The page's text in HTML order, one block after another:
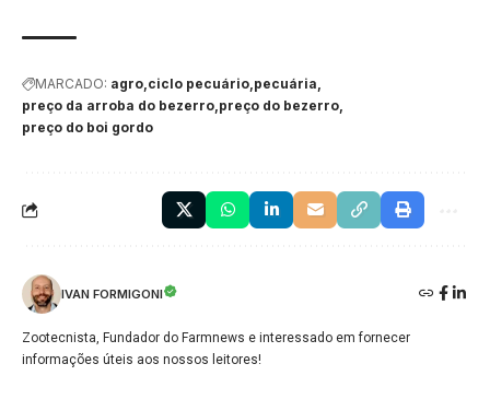
MARCADO: agro ciclo pecuário pecuária
preço da arroba do bezerro preço do bezerro
preço do boi gordo
IVAN FORMIGONI
Zootecnista, Fundador do Farmnews e interessado em fornecer
informações úteis aos nossos leitores!